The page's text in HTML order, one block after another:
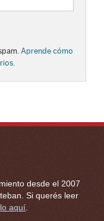
Aprende cómo
desde el 2007
Si querés leer
aquí